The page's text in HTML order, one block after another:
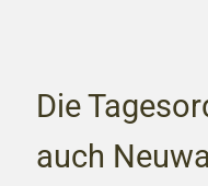
Die
auch